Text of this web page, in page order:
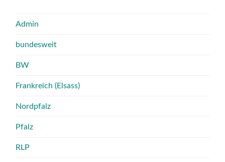
Admin
bundesweit
BW
Frankreich (Elsass)
Nordpfalz
Pfalz
RLP